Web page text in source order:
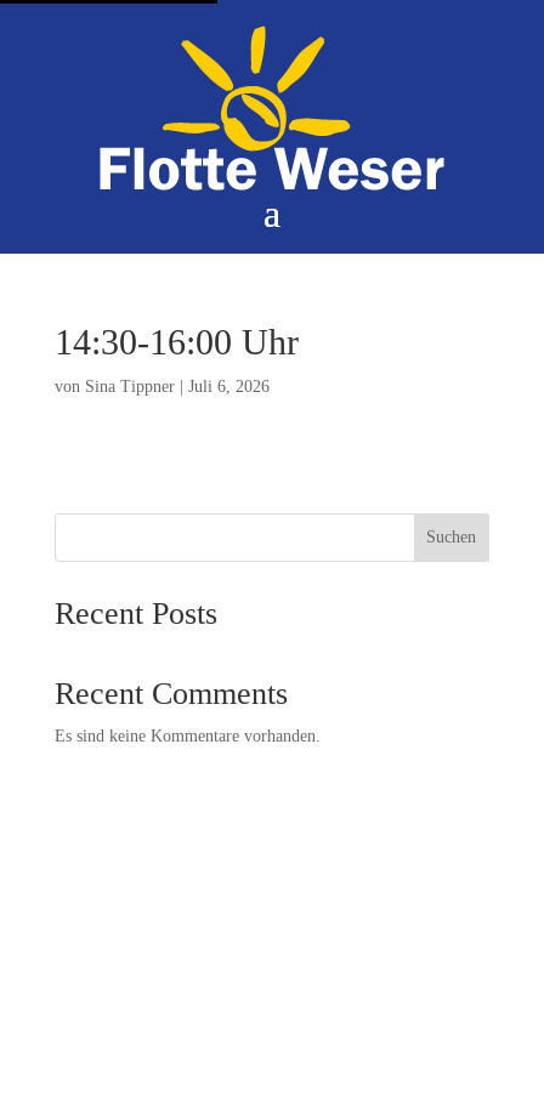
14:30-16:00 Uhr
von Sina Tippner| Juli 6, 2026
Suchen
Recent Posts
Recent Comments
Es sind keine Kommentare vorhanden.